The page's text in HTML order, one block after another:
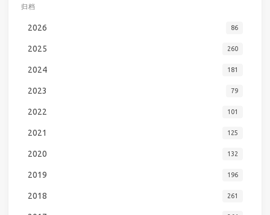
归档
2026 86
2025 260
2024 181
2023 79
2022 101
2021 125
2020 132
2019 196
2018 261